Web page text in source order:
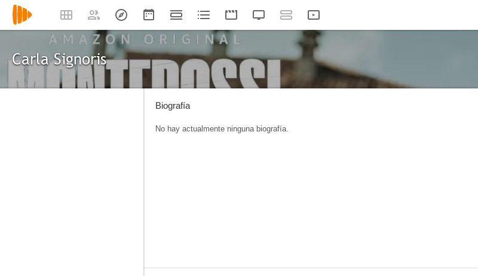
Carla Signoris
Biografía
No hay actualmente ninguna biografía.